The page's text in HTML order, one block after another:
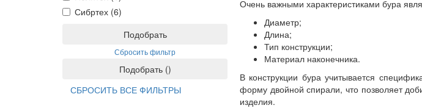
Сибртех (6)
Подобрать
Сбросить фильтр
Подобрать ()
СБРОСИТЬ ВСЕ ФИЛЬТРЫ
Очень важными характеристиками бура
Диаметр;
Длина;
Тип конструкции;
Материал наконечника.
В конструкции бура учитывается
форму двойной спирали, что позволяет
изделия.